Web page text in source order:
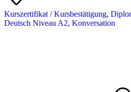
Kurszertifikat / Kursbestätigung,
Deutsch Niveau A2, Konversation